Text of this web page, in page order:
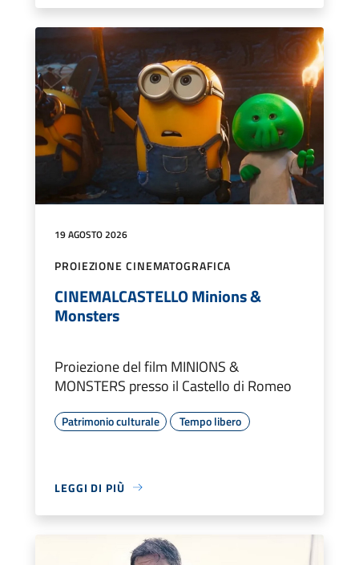
19 AGOSTO 2026
PROIEZIONE CINEMATOGRAFICA
CINEMALCASTELLO Minions &
Monsters
Proiezione del film MINIONS &
MONSTERS presso il Castello di Romeo
Patrimonio culturale Tempo libero
LEGGI DI PIÙ